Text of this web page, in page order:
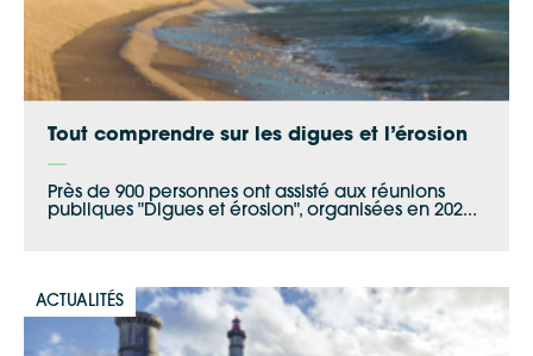
Tout comprendre sur les digues et l’érosion
Près de 900 personnes ont assisté aux réunions
publiques "Digues et érosion", organisées en 202...
ACTUALITÉS
ShareThis is disabled. Allow
Waze